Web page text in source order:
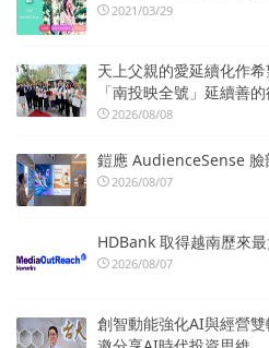
2021/03/29
天上父親的愛延續化作
「南投映全號」延續善
2026/08/08
鎧應 AudienceSense 臉
2026/08/07
HDBank 取得越南歷來
2026/08/07
創智動能強化AI與經營